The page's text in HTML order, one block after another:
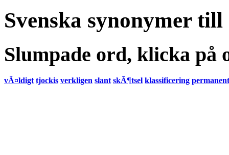
Svenska synonymer
Slumpade ord, klicka på
vÃ¤ldigt tjockis verkligen slant skÃ¶tsel klassificering permanent